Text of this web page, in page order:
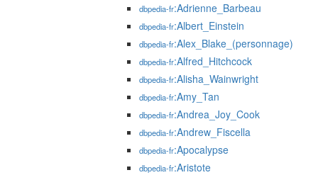
dbpedia-fr:Adrienne_Barbeau
dbpedia-fr:Albert_Einstein
dbpedia-fr:Alex_Blake_(personnage)
dbpedia-fr:Alfred_Hitchcock
dbpedia-fr:Alisha_Wainwright
dbpedia-fr:Amy_Tan
dbpedia-fr:Andrea_Joy_Cook
dbpedia-fr:Andrew_Fiscella
dbpedia-fr:Apocalypse
dbpedia-fr:Aristote